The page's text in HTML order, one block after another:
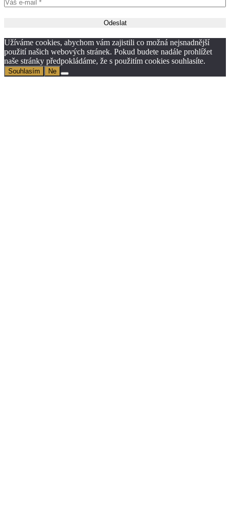
Užíváme cookies, abychom vám zajistili co možná nejsnadnější
použití našich webových stránek. Pokud budete nadále prohlížet
naše stránky předpokládáme, že s použitím cookies souhlasíte.
Souhlasím Ne